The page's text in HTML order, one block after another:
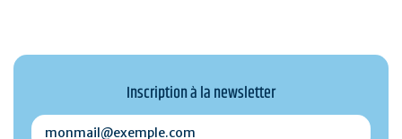
Inscription à la newsletter
monmail@exemple.com